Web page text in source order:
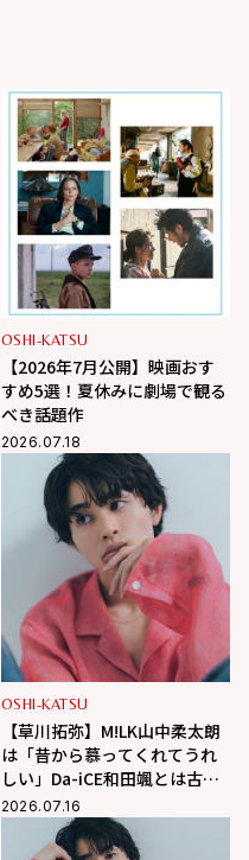
OSHI-KATSU
【2026年7月公開】映画おす
すめ5選！夏休みに劇場で観る
べき話題作
2026.07.18
OSHI-KATSU
【草川拓弥】M!LK山中柔太朗
は「昔から慕ってくれてうれ
しい」Da-iCE和田颯とは古着
屋へ！華麗な交友関係に迫る
2026.07.16